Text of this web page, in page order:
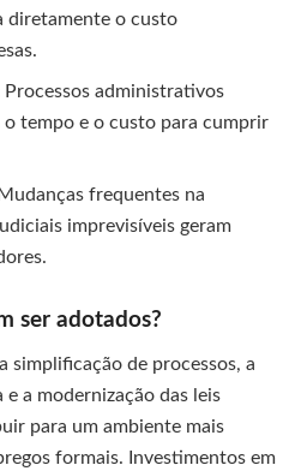
diretamente o custo
Processos administrativos
tempo e o custo para cumprir
Mudanças frequentes na
imprevisíveis geram
ser adotados?
simplificação de processos, a
a modernização das leis
para um ambiente mais
formais. Investimentos em